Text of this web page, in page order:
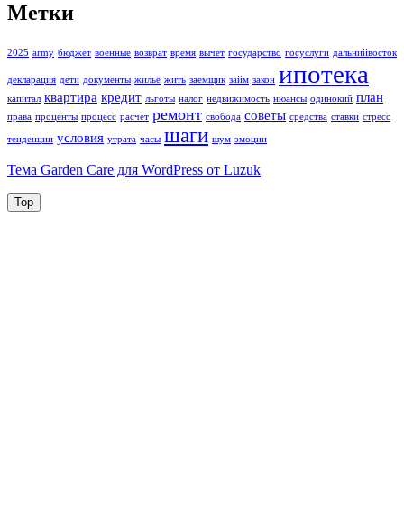
Метки
2025 army бюджет военные возврат время вычет государство госуслуги дальнийвосток
декларация дети документы жильё жить заемщик займ закон ипотека
капитал квартира кредит льготы налог недвижимость нюансы одинокий план
права проценты процесс расчет ремонт свобода советы средства ставки стресс
тенденции условия утрата часы шаги шум эмоции
Тема Garden Care для WordPress от Luzuk
Top